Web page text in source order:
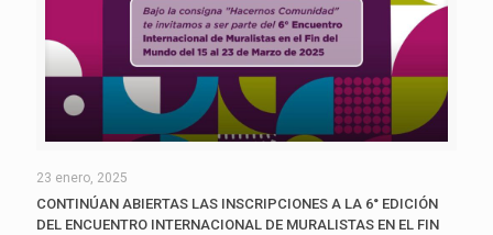
23 enero, 2025
CONTINÚAN ABIERTAS LAS INSCRIPCIONES A LA 6° EDICIÓN
DEL ENCUENTRO INTERNACIONAL DE MURALISTAS EN EL FIN